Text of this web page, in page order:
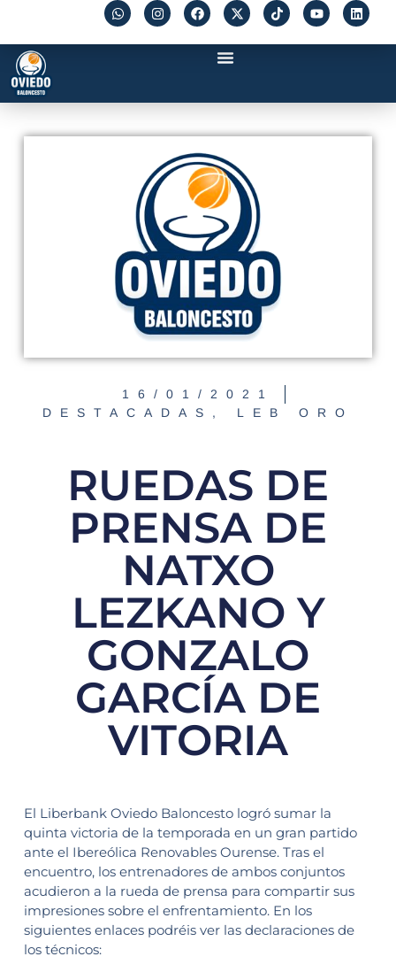
16/01/2021
DESTACADAS , LEB ORO
RUEDAS DE
PRENSA DE
NATXO
LEZKANO Y
GONZALO
GARCÍA DE
VITORIA
El Liberbank Oviedo Baloncesto logró sumar la
quinta victoria de la temporada en un gran partido
ante el Ibereólica Renovables Ourense. Tras el
encuentro, los entrenadores de ambos conjuntos
acudieron a la rueda de prensa para compartir sus
impresiones sobre el enfrentamiento. En los
siguientes enlaces podréis ver las declaraciones de
los técnicos: